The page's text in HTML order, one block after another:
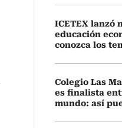
ICETEX lanzó
educación
conozca los
Colegio Las
es finalista
mundo: así